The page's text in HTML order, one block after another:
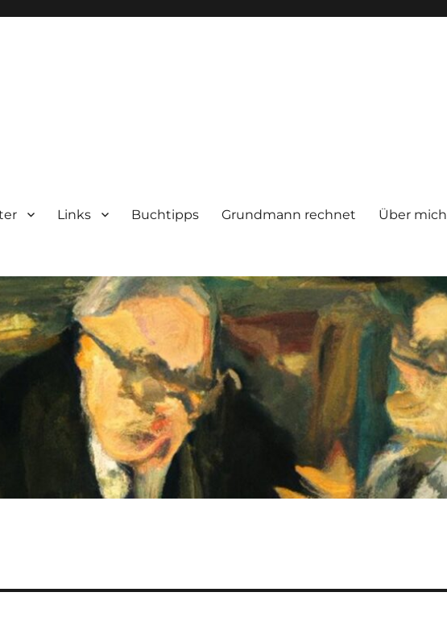
Links Buchtipps Grundmann rechnet Über mich